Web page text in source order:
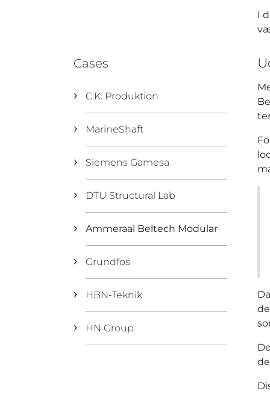
I
Cases
C.K. Produktion
MarineShaft
Siemens Gamesa
DTU Structural Lab
Ammeraal Beltech Modular
Grundfos
HBN-Teknik
HN Group